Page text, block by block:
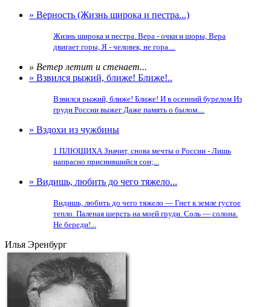
» Верность (Жизнь широка и пестра...)
Жизнь широка и пестра. Вера - очки и шоры, Вера
двигает горы, Я - человек, не гора....
» Ветер летит и стенает...
» Взвился рыжий, ближе! Ближе!..
Взвился рыжий, ближе! Ближе! И в осенний бурелом Из
груди России выжег Даже память о былом....
» Вздохи из чужбины
1 ПЛЮЩИХА Значит, снова мечты о России - Лишь
напрасно приснившийся сон;...
» Видишь, любить до чего тяжело...
Видишь, любить до чего тяжело — Гнет к земле густое
тепло. Паленая шерсть на моей груди. Соль — солона.
Не береди!...
Илья Эренбург